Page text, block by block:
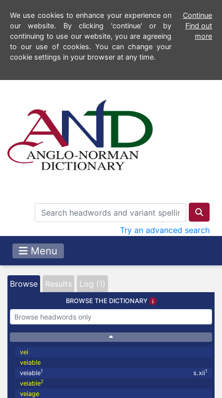
We use cookies to enhance your experience on
our website. By clicking 'continue' or by
continuing to use our website, you are agreeing
to our use of cookies. You can change your
cookie settings in your browser at any time.
Continue
Find out
more
Try an advanced search
Menu
Browse Results Log (1)
BROWSE THE DICTIONARY
vei
veiable
veiable1 s.xii1
veiable2
veiage